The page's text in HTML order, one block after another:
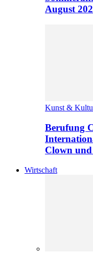
August
Kunst &
Berufung
Clown
Wirtschaft